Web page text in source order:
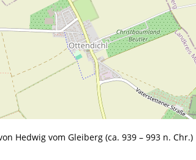
Hedwig vom Gleiberg (ca. 939 – 993 n. Chr.)